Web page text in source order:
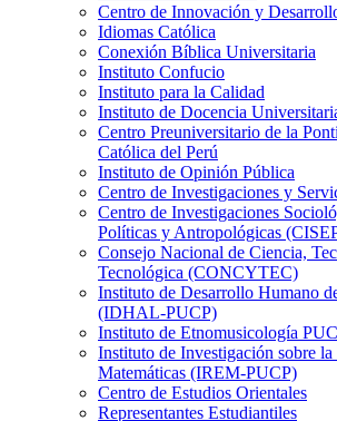
Centro de Innovación y
Idiomas Católica
Conexión Bíblica Universitaria
Instituto Confucio
Instituto para la Calidad
Instituto de Docencia
Centro Preuniversitario de la
Católica del Perú
Instituto de Opinión Pública
Centro de Investigaciones y
Centro de Investigaciones
Políticas y Antropológicas
Consejo Nacional de Ciencia,
Tecnológica (CONCYTEC)
Instituto de Desarrollo Humano
(IDHAL-PUCP)
Instituto de Etnomusicología
Instituto de Investigación sobre la
Matemáticas (IREM-PUCP)
Centro de Estudios Orientales
Representantes Estudiantiles